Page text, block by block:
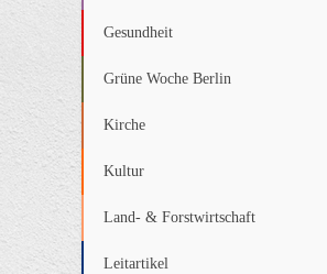
Gesundheit
Grüne Woche Berlin
Kirche
Kultur
Land- & Forstwirtschaft
Leitartikel